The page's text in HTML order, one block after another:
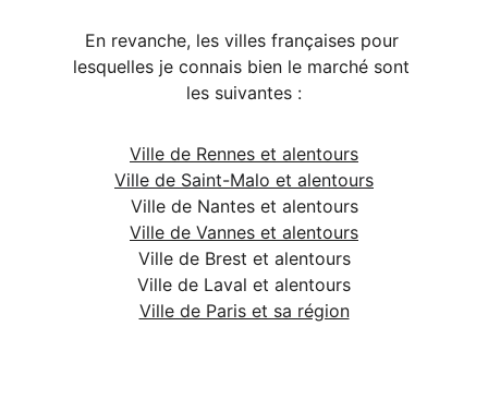
En revanche, les villes françaises pour
lesquelles je connais bien le marché sont
les suivantes :
Ville de Rennes et alentours
Ville de Saint-Malo et alentours
Ville de Nantes et alentours
Ville de Vannes et alentours
Ville de Brest et alentours
Ville de Laval et alentours
Ville de Paris et sa région